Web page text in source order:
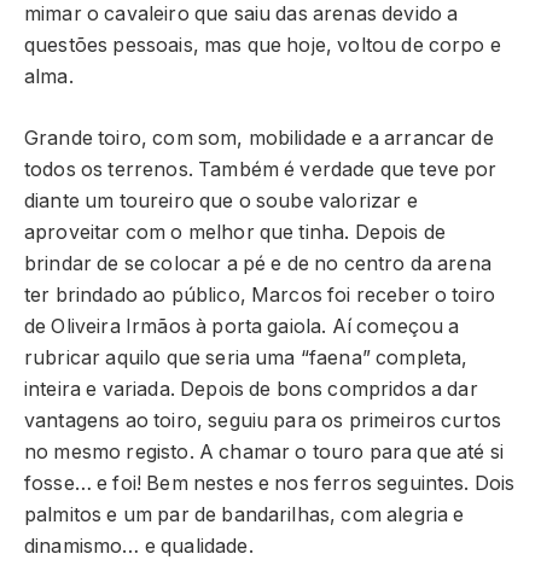
mimar o cavaleiro que saiu das arenas devido a
questões pessoais, mas que hoje, voltou de corpo e
alma.
Grande toiro, com som, mobilidade e a arrancar de
todos os terrenos. Também é verdade que teve por
diante um toureiro que o soube valorizar e
aproveitar com o melhor que tinha. Depois de
brindar de se colocar a pé e de no centro da arena
ter brindado ao público, Marcos foi receber o toiro
de Oliveira Irmãos à porta gaiola. Aí começou a
rubricar aquilo que seria uma “faena” completa,
inteira e variada. Depois de bons compridos a dar
vantagens ao toiro, seguiu para os primeiros curtos
no mesmo registo. A chamar o touro para que até si
fosse… e foi! Bem nestes e nos ferros seguintes. Dois
palmitos e um par de bandarilhas, com alegria e
dinamismo… e qualidade.